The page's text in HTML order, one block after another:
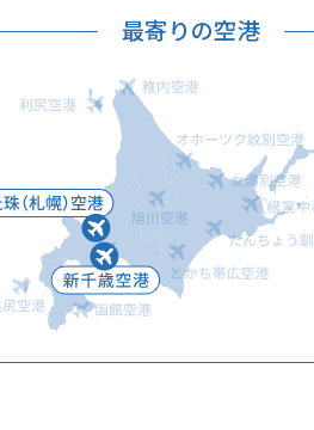
動画ライブラリー
お問い合わせ
Languages
最寄りの空港